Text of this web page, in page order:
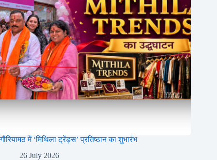
गौरियामठ में ‘मिथिला ट्रेंड्स’ प्रतिष्ठान का शुभारंभ
26 July 2026